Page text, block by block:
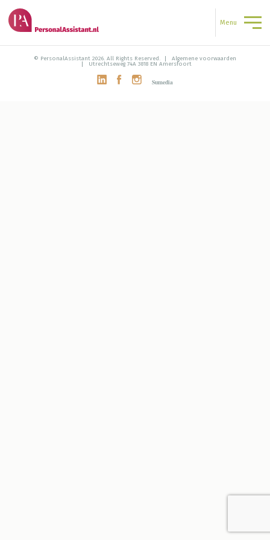
Menu
© PersonalAssistant 2026. All Rights Reserved. Algemene voorwaarden
Utrechtseweg 74A 3818 EN Amersfoort
Sumedia